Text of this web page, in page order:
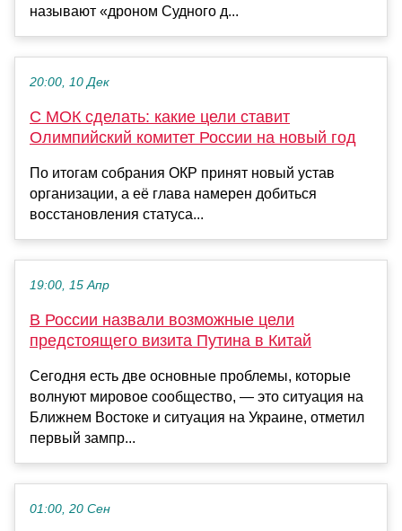
называют «дроном Судного д...
20:00, 10 Дек
С МОК сделать: какие цели ставит
Олимпийский комитет России на новый год
По итогам собрания ОКР принят новый устав
организации, а её глава намерен добиться
восстановления статуса...
19:00, 15 Апр
В России назвали возможные цели
предстоящего визита Путина в Китай
Сегодня есть две основные проблемы, которые
волнуют мировое сообщество, — это ситуация на
Ближнем Востоке и ситуация на Украине, отметил
первый зампр...
01:00, 20 Сен